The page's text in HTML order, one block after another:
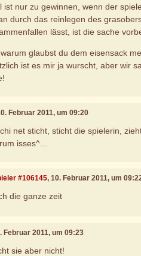
ist nur zu gewinnen, wenn der
durch das reinlegen des
lässt, ist die sache
glaubst du dem eisensack
ist es mir ja wurscht, aber wir
Februar 2011, um 09:20
net sticht, sticht die spielerin,
isses^...
#106145, 10. Februar 2011, um
die ganze zeit
Februar 2011, um 09:23
sie aber nicht!